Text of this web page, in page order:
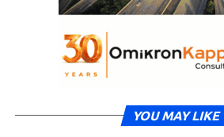
YOU MAY LIKE